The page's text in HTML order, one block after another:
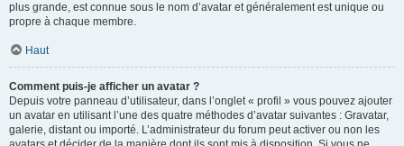
plus grande, est connue sous le nom d’avatar et généralement est unique ou
propre à chaque membre.
Haut
Comment puis-je afficher un avatar ?
Depuis votre panneau d’utilisateur, dans l’onglet « profil » vous pouvez ajouter
un avatar en utilisant l’une des quatre méthodes d’avatar suivantes : Gravatar,
galerie, distant ou importé. L’administrateur du forum peut activer ou non les